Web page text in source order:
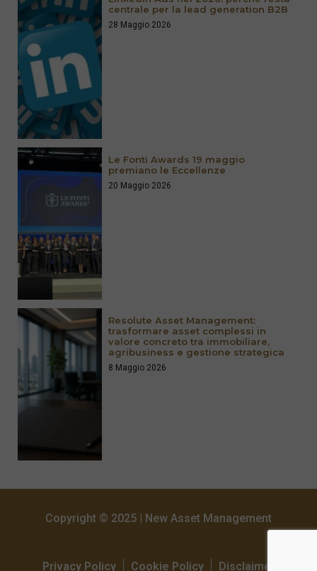
centrale per la lead generation B2B
28 Maggio 2026
Le Fonti Awards 19 maggio
premiano le Eccellenze
20 Maggio 2026
Resolute Asset Management:
trasformare asset complessi in
valore concreto tra immobiliare,
agribusiness e gestione strategica
8 Maggio 2026
Copyright © 2025 | New Asset Management
Privacy Policy Cookie Policy Disclaimer